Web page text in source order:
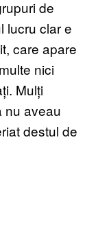
de
lucru clar e
care apare
nici
Mulți
nu aveau
destul de